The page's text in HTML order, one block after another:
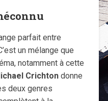
parfait entre
un mélange que
notamment à cette
Crichtondonne
deux genres